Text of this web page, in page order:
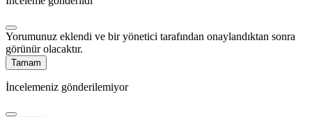
Yorumunuz eklendi ve bir yönetici tarafından onaylandıktan sonra
görünür olacaktır.
Tamam
İncelemeniz gönderilemiyor